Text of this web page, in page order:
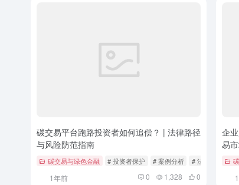
碳交易平台跑路投资者如何追偿？ | 法律路径
与风险防范指南
碳交易与绿色金融 # 投资者保护 # 案例分析 # 法律追偿
1年前 0 1,328 0
企
易